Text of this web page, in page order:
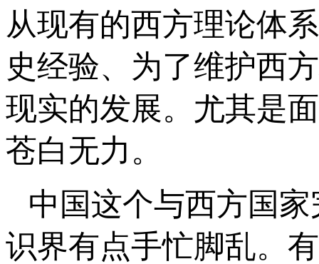
从现有的西方理论体
史经验、为了维护西
现实的发展。尤其是
苍白无力。
中国这个与西方国
识界有点手忙脚乱。